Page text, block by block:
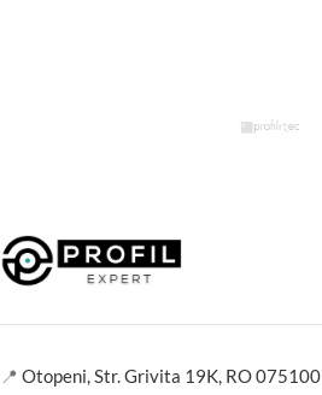
📍 Otopeni, Str. Grivita 19K, RO 075100